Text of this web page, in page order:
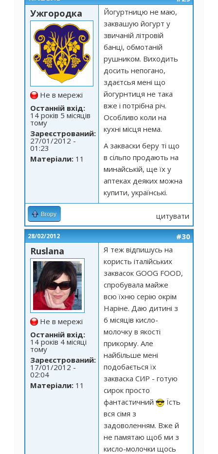
Ужгородка
Не в мережі
Останній вхід:
14 років 5 місяців
тому
Зареєстрований:
27/01/2012 -
01:23
Матеріали: 11
Йогуртницю не маю,
заквашую йогурт у
звичаній літровій
банці, обмотаній
рушником. Виходить
досить непогано,
здаєтсья мені що
йогурнтиця не така
вже і потрібна річ.
Особливо коли на
кухні місця нема.
А закваски беру ті що
в сільпо продають на
минайській, ще їх у
аптеках деяких можна
купити, українські.
Вгору цитувати
28/02/2012 #30
Ruslana
Не в мережі
Останній вхід:
14 років 4 місяці
тому
Зареєстрований:
17/01/2012 -
02:04
Матеріали: 11
Я теж відпишусь на
користь італійських
заквасок GOOG FOOD,
спробувала майже
всю їхню серію окрім
Наріне. Даю дитині з
6 місяців кисло-
молочку в якості
прикорму. Але
найбільше мені
подобається їх
закваска СИР - готую
сирок просто
фантастичний
Їсть
вся сімя з
задоволенням. Вже й
не памятаю щоб ми з
кисло-молочки щось